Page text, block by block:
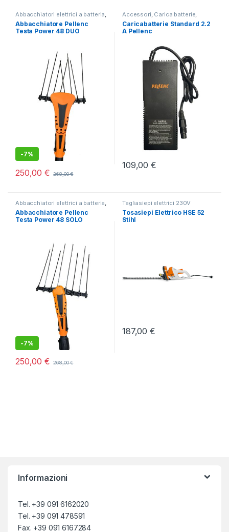
Abbacchiatori elettrici a batteria
Brucatura e Raccolta delle Olive
Abbacchiatore Pellenc
Testa Power 48 DUO
-7%
250,00€ 268,00€
Accessori Carica batterie
Caricabatteria , Edilizia Officina
Fai da Te
Caricabatterie Standard 2.2
A Pellenc
109,00€
Abbacchiatori elettrici a batteria,
Brucatura e Raccolta delle Olive
Abbacchiatore Pellenc
Testa Power 48 SOLO
-7%
250,00€ 268,00€
Tagliasiepi elettrici 230V
Tosasiepi Elettrico HSE 52
Stihl
187,00€
Informazioni
Tel. +39 091 6162020
Tel. +39 091 478591
Fax. +39 091 6167284